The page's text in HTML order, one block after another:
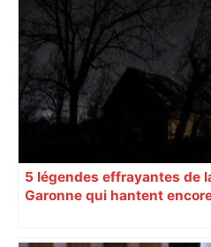
5 légendes effrayantes de
Garonne qui hantent